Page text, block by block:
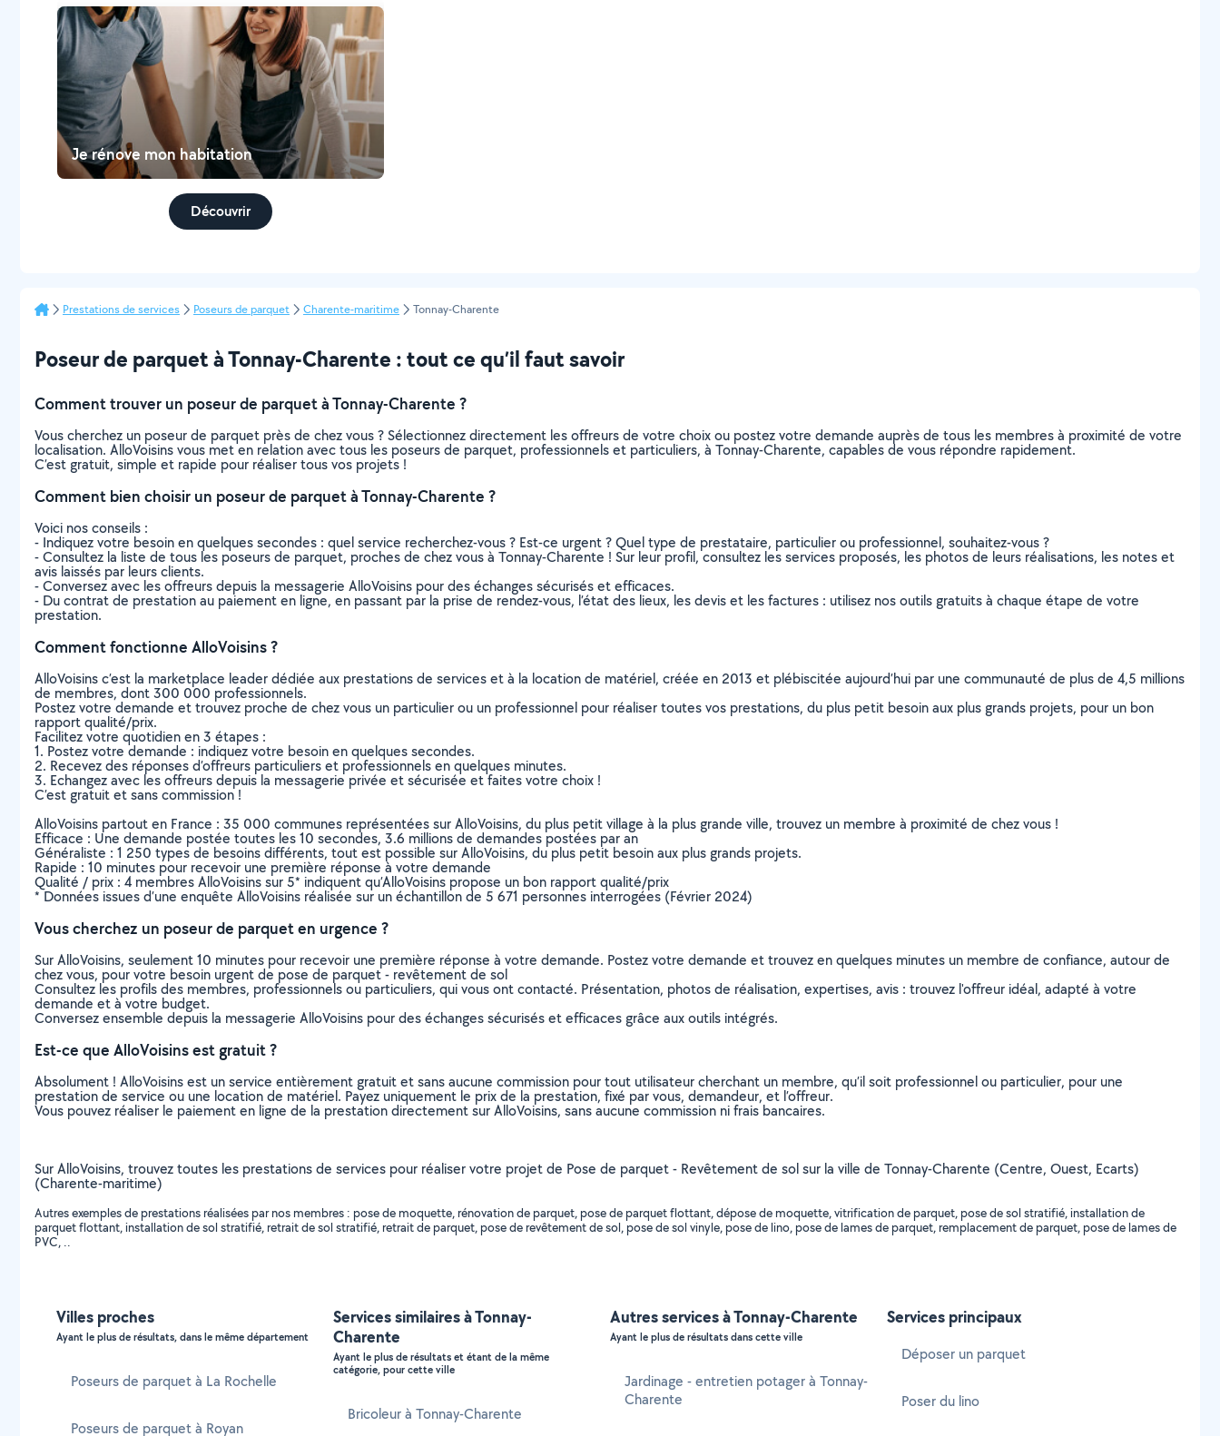
Je rénove mon habitation
Découvrir
Prestations de services Poseurs de parquet Charente-maritime Tonnay-Charente
Poseur de parquet à Tonnay-Charente : tout ce qu’il faut savoir
Comment trouver un poseur de parquet à Tonnay-Charente ?
Vous cherchez un poseur de parquet près de chez vous ? Sélectionnez directement les offreurs de votre choix ou postez votre demande auprès de tous les membres à proximité de votre
localisation. AlloVoisins vous met en relation avec tous les poseurs de parquet, professionnels et particuliers, à Tonnay-Charente, capables de vous répondre rapidement.
C’est gratuit, simple et rapide pour réaliser tous vos projets !
Comment bien choisir un poseur de parquet à Tonnay-Charente ?
Voici nos conseils :
- Indiquez votre besoin en quelques secondes : quel service recherchez-vous ? Est-ce urgent ? Quel type de prestataire, particulier ou professionnel, souhaitez-vous ?
- Consultez la liste de tous les poseurs de parquet, proches de chez vous à Tonnay-Charente ! Sur leur profil, consultez les services proposés, les photos de leurs réalisations, les notes et
avis laissés par leurs clients.
- Conversez avec les offreurs depuis la messagerie AlloVoisins pour des échanges sécurisés et efficaces.
- Du contrat de prestation au paiement en ligne, en passant par la prise de rendez-vous, l’état des lieux, les devis et les factures : utilisez nos outils gratuits à chaque étape de votre
prestation.
Comment fonctionne AlloVoisins ?
AlloVoisins c’est la marketplace leader dédiée aux prestations de services et à la location de matériel, créée en 2013 et plébiscitée aujourd’hui par une communauté de plus de 4,5 millions
de membres, dont 300 000 professionnels.
Postez votre demande et trouvez proche de chez vous un particulier ou un professionnel pour réaliser toutes vos prestations, du plus petit besoin aux plus grands projets, pour un bon
rapport qualité/prix.
Facilitez votre quotidien en 3 étapes :
1. Postez votre demande : indiquez votre besoin en quelques secondes.
2. Recevez des réponses d’offreurs particuliers et professionnels en quelques minutes.
3. Echangez avec les offreurs depuis la messagerie privée et sécurisée et faites votre choix !
C’est gratuit et sans commission !
AlloVoisins partout en France : 35 000 communes représentées sur AlloVoisins, du plus petit village à la plus grande ville, trouvez un membre à proximité de chez vous !
Efficace : Une demande postée toutes les 10 secondes, 3.6 millions de demandes postées par an
Généraliste : 1 250 types de besoins différents, tout est possible sur AlloVoisins, du plus petit besoin aux plus grands projets.
Rapide : 10 minutes pour recevoir une première réponse à votre demande
Qualité / prix : 4 membres AlloVoisins sur 5* indiquent qu’AlloVoisins propose un bon rapport qualité/prix
* Données issues d’une enquête AlloVoisins réalisée sur un échantillon de 5 671 personnes interrogées (Février 2024)
Vous cherchez un poseur de parquet en urgence ?
Sur AlloVoisins, seulement 10 minutes pour recevoir une première réponse à votre demande. Postez votre demande et trouvez en quelques minutes un membre de confiance, autour de
chez vous, pour votre besoin urgent de pose de parquet - revêtement de sol
Consultez les profils des membres, professionnels ou particuliers, qui vous ont contacté. Présentation, photos de réalisation, expertises, avis : trouvez l'offreur idéal, adapté à votre
demande et à votre budget.
Conversez ensemble depuis la messagerie AlloVoisins pour des échanges sécurisés et efficaces grâce aux outils intégrés.
Est-ce que AlloVoisins est gratuit ?
Absolument ! AlloVoisins est un service entièrement gratuit et sans aucune commission pour tout utilisateur cherchant un membre, qu’il soit professionnel ou particulier, pour une
prestation de service ou une location de matériel. Payez uniquement le prix de la prestation, fixé par vous, demandeur, et l’offreur.
Vous pouvez réaliser le paiement en ligne de la prestation directement sur AlloVoisins, sans aucune commission ni frais bancaires.
Sur AlloVoisins, trouvez toutes les prestations de services pour réaliser votre projet de Pose de parquet - Revêtement de sol sur la ville de Tonnay-Charente (Centre, Ouest, Ecarts)
(Charente-maritime)
Autres exemples de prestations réalisées par nos membres : pose de moquette, rénovation de parquet, pose de parquet flottant, dépose de moquette, vitrification de parquet, pose de sol stratifié, installation de
parquet flottant, installation de sol stratifié, retrait de sol stratifié, retrait de parquet, pose de revêtement de sol, pose de sol vinyle, pose de lino, pose de lames de parquet, remplacement de parquet, pose de lames de
PVC, ..
Villes proches
Ayant le plus de résultats, dans le même département
Poseurs de parquet à La Rochelle
Poseurs de parquet à Royan
Services similaires à Tonnay-
Charente
Ayant le plus de résultats et étant de la même
catégorie, pour cette ville
Bricoleur à Tonnay-Charente
Autres services à Tonnay-Charente
Ayant le plus de résultats dans cette ville
Jardinage - entretien potager à Tonnay-
Charente
Services principaux
Déposer un parquet
Poser du lino